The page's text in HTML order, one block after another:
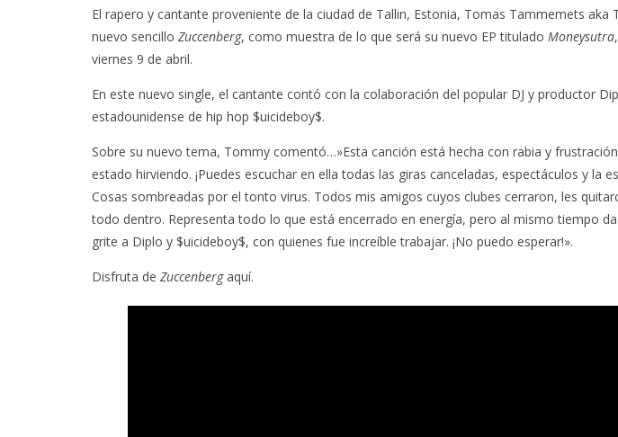
El rapero y cantante proveniente de la ciudad de Tallin, Estonia, Tomas Tammemets aka
nuevo sencillo Zuccenberg, como muestra de lo que será su nuevo EP titulado Moneysutra
viernes 9 de abril.
En este nuevo single, el cantante contó con la colaboración del popular DJ y productor
estadounidense de hip hop $uicideboy$.
Sobre su nuevo tema, Tommy comentó…»Esta canción está hecha con rabia y
estado hirviendo. ¡Puedes escuchar en ella todas las giras canceladas, espectáculos y la
Cosas sombreadas por el tonto virus. Todos mis amigos cuyos clubes cerraron, les
todo dentro. Representa todo lo que está encerrado en energía, pero al mismo tiempo
grite a Diplo y $uicideboy$, con quienes fue increíble trabajar. ¡No puedo esperar!».
Disfruta de Zuccenbergaquí.